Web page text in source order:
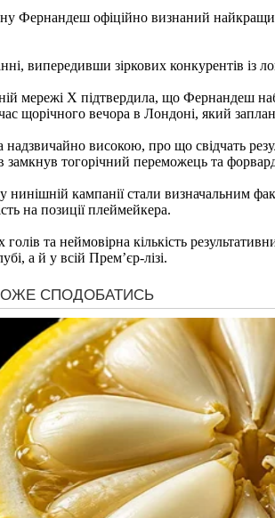
Фернандеш офіційно визнаний
випередивши зіркових конкурентів із
мережі X підтвердила, що Фернандеш
щорічного вечора в Лондоні, який
високою, про що свідчать
замкнув тогорічний переможець та
нинішній кампанії стали визначальним
на позиції плеймейкера.
та неймовірна кількість
а й у всій Прем’єр-лізі.